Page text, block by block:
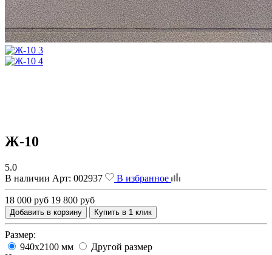
Ж-10
5.0
В наличии Арт: 002937 В избранное
18 000 руб 19 800 руб
Добавить в корзину Купить в 1 клик
Размер:
940х2100 мм
Другой размер